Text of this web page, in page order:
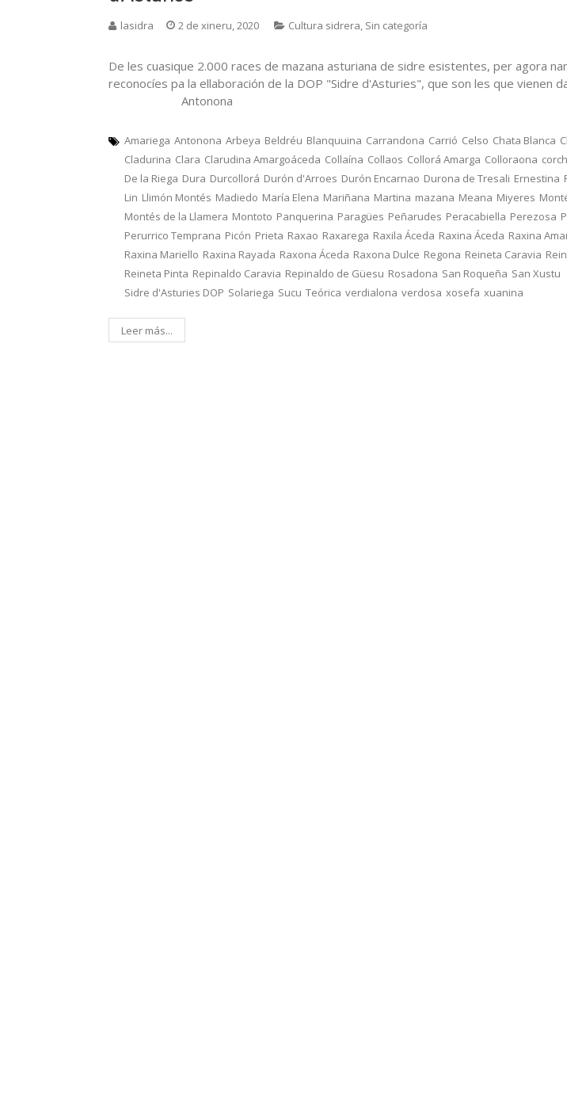
lasidra 2 de xineru, 2020 Cultura sidrera, Sin categoría
De les cuasique 2.000 races de mazana asturiana de sidre esistentes, per agora
reconocíes pa la ellaboración de la DOP "Sidre d'Asturies", que son les que vienen
Antonona
Amariega Antonona Arbeya Beldréu Blanquuina Carrandona Carrió Celso Chata Blanca
Cladurina Clara Clarudina Amargoáceda Collaína Collaos Collorá Amarga Colloraona
De la Riega Dura Durcollorá Durón d'Arroes Durón Encarnao Durona de Tresali Ernestina
Lin Llimón Montés Madiedo María Elena Mariñana Martina mazana Meana Miyeres
Montés de la Llamera Montoto Panquerina Paragües Peñarudes Peracabiella Perezosa
Perurrico Temprana Picón Prieta Raxao Raxarega Raxila Áceda Raxina Áceda Raxina
Raxina Mariello Raxina Rayada Raxona Áceda Raxona Dulce Regona Reineta Caravia
Reineta Pinta Repinaldo Caravia Repinaldo de Güesu Rosadona San Roqueña San Xustu
Sidre d'Asturies DOP Solariega Sucu Teórica verdialona verdosa xosefa xuanina
Leer más...